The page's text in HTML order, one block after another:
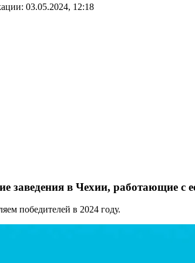
03.05.2024, 12:18
заведения в Чехии, работающие с
победителей в 2024 году.